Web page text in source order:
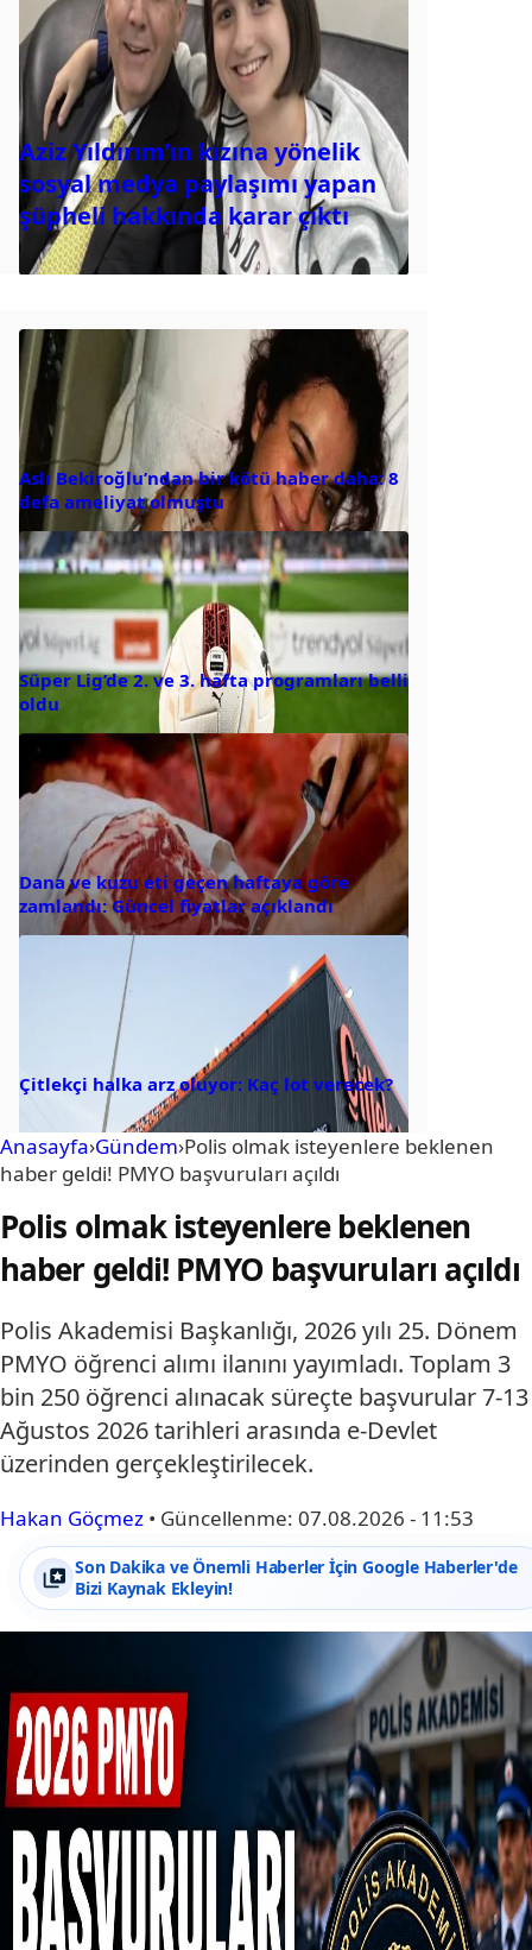
Aziz Yıldırım’ın kızına yönelik
sosyal medya paylaşımı yapan
şüpheli hakkında karar çıktı
Aslı Bekiroğlu’ndan bir kötü haber daha: 8
defa ameliyat olmuştu
Süper Lig’de 2. ve 3. hafta programları belli
oldu
Dana ve kuzu eti geçen haftaya göre
zamlandı: Güncel fiyatlar açıklandı
Çitlekçi halka arz oluyor: Kaç lot verecek?
Anasayfa›Gündem›Polis olmak isteyenlere beklenen
haber geldi! PMYO başvuruları açıldı
Polis olmak isteyenlere beklenen
haber geldi! PMYO başvuruları açıldı
Polis Akademisi Başkanlığı, 2026 yılı 25. Dönem
PMYO öğrenci alımı ilanını yayımladı. Toplam 3
bin 250 öğrenci alınacak süreçte başvurular 7-13
Ağustos 2026 tarihleri arasında e-Devlet
üzerinden gerçekleştirilecek.
Hakan Göçmez • Güncellenme: 07.08.2026 - 11:53
Son Dakika ve Önemli Haberler İçin Google Haberler'de
Bizi Kaynak Ekleyin!